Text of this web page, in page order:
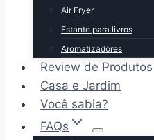
Air Fryer
Estante para livros
Aromatizadores
Review de Produtos
Casa e Jardim
Você sabia?
FAQs